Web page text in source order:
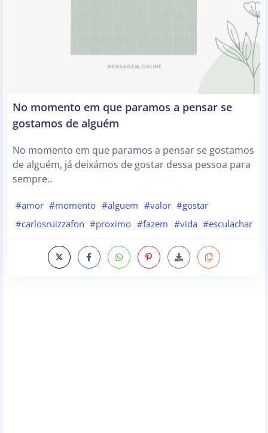
No momento em que paramos a pensar se
gostamos de alguém
No momento em que paramos a pensar se gostamos
de alguém, já deixámos de gostar dessa pessoa para
sempre..
#amor #momento #alguem #valor #gostar
#carlosruizzafon #proximo #fazem #vida #esculachar